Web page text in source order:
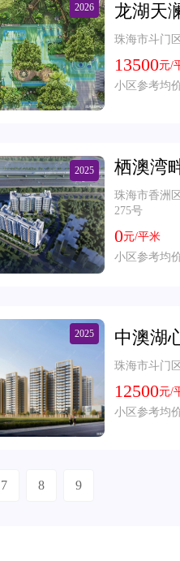
2026 龙湖天
珠海市斗门
13500元/
小区参考均
2025 栖澳湾
珠海市香洲
275号
0元/平米
小区参考均
2025 中澳湖
珠海市斗门
12500元/
小区参考均
7 8 9